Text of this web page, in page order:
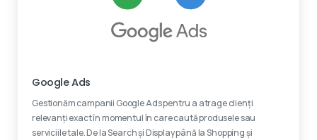
Google Ads
Gestionăm campanii Google Ads pentru a atrage clienți
relevanți exact în momentul în care caută produsele sau
serviciile tale. De la Search și Display până la Shopping și